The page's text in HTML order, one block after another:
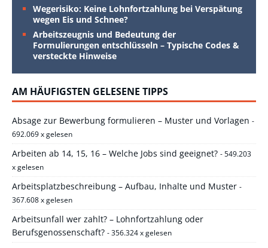
Wegerisiko: Keine Lohnfortzahlung bei Verspätung
wegen Eis und Schnee?
Arbeitszeugnis und Bedeutung der
Formulierungen entschlüsseln – Typische Codes &
versteckte Hinweise
AM HÄUFIGSTEN GELESENE TIPPS
Absage zur Bewerbung formulieren – Muster und Vorlagen -
692.069 x gelesen
Arbeiten ab 14, 15, 16 – Welche Jobs sind geeignet? - 549.203
x gelesen
Arbeitsplatzbeschreibung – Aufbau, Inhalte und Muster -
367.608 x gelesen
Arbeitsunfall wer zahlt? – Lohnfortzahlung oder
Berufsgenossenschaft? - 356.324 x gelesen